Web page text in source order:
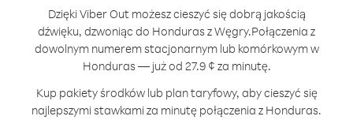
Dzięki Viber Out możesz cieszyć się dobrą jakością
dźwięku, dzwoniąc do Honduras z Węgry.Połączenia z
dowolnym numerem stacjonarnym lub komórkowym w
Honduras — już od 27.9 ¢ za minutę.
Kup pakiety środków lub plan taryfowy, aby cieszyć się
najlepszymi stawkami za minutę połączenia z Honduras.